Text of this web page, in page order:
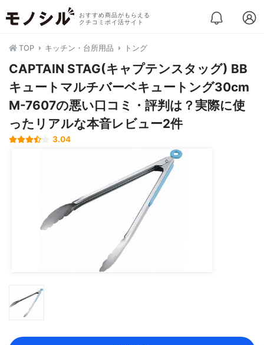
おすすめ商品がもらえる
クチコミポイ活サイト
TOP キッチン・台所用品 トング
CAPTAIN STAG(キャプテンスタッグ) BB
キュートマルチバーベキュートング30cm
M-7607の悪い口コミ・評判は？実際に使
ったリアルな本音レビュー2件
3.04